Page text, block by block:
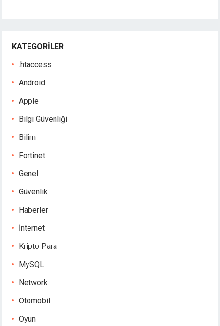
KATEGORILER
.htaccess
Android
Apple
Bilgi Güvenliği
Bilim
Fortinet
Genel
Güvenlik
Haberler
İnternet
Kripto Para
MySQL
Network
Otomobil
Oyun